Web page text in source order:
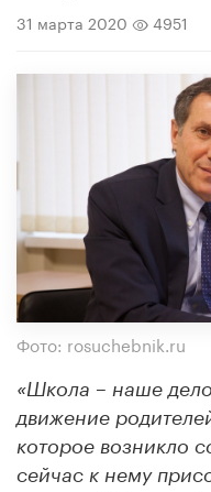
31 марта 2020 4951
Фото: rosuchebnik.ru
«Школа – наше
движение
которое возникло
сейчас к нему